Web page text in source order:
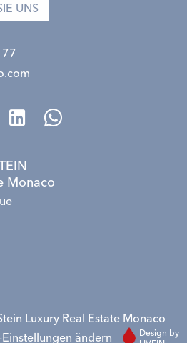
UNS
Monaco
Luxury Real Estate Monaco
ändern
Design by